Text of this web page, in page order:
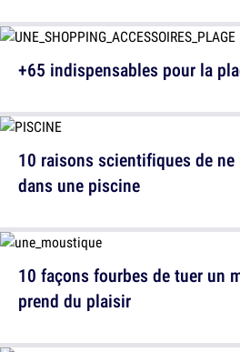
+65 indispensables pour la
10 façons fourbes de tuer un
prend du plaisir
10 raisons scientifiques de
dans une piscine